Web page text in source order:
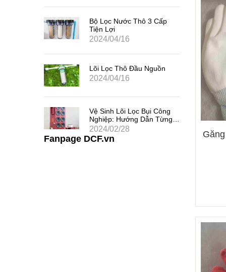
Bộ Lọc Nước Thô 3 Cấp
Tiện Lợi
2024/04/16
Lõi Lọc Thô Đầu Nguồn
2024/04/16
Vệ Sinh Lõi Lọc Bụi Công
Nghiệp: Hướng Dẫn Từng
Bước
2024/02/28
Fanpage DCF.vn